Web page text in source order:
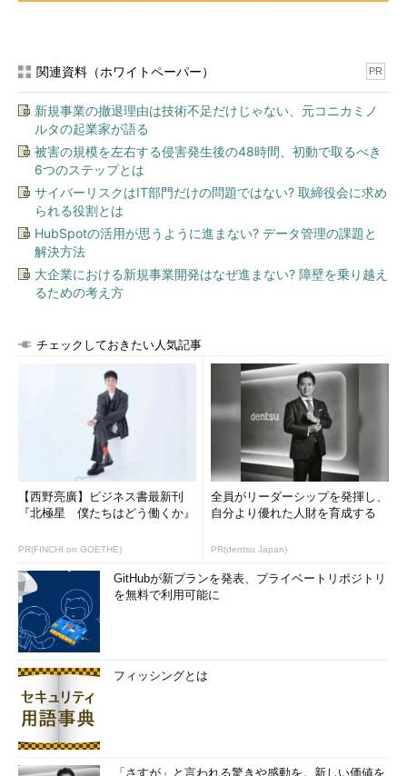
関連資料（ホワイトペーパー） PR
新規事業の撤退理由は技術不足だけじゃない、元コニカミノ
ルタの起業家が語る
被害の規模を左右する侵害発生後の48時間、初動で取るべき
6つのステップとは
サイバーリスクはIT部門だけの問題ではない? 取締役会に求め
られる役割とは
HubSpotの活用が思うように進まない? データ管理の課題と
解決方法
大企業における新規事業開発はなぜ進まない? 障壁を乗り越え
るための考え方
チェックしておきたい人気記事
【西野亮廣】ビジネス書最新刊
『北極星 僕たちはどう働くか』
PR(FINCHI on GOETHE)
全員がリーダーシップを発揮し、
自分より優れた人財を育成する
PR(dentsu Japan)
GitHubが新プランを発表、プライベートリポジトリ
を無料で利用可能に
フィッシングとは
「さすが」と言われる驚きや感動を。新しい価値を